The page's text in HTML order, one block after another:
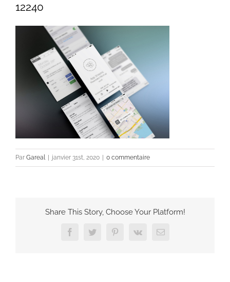
12240
Par Gareal janvier 31st, 2020 0 commentaire
Share This Story, Choose Your Platform!
FacebookTwitterPinterest
Vk Email